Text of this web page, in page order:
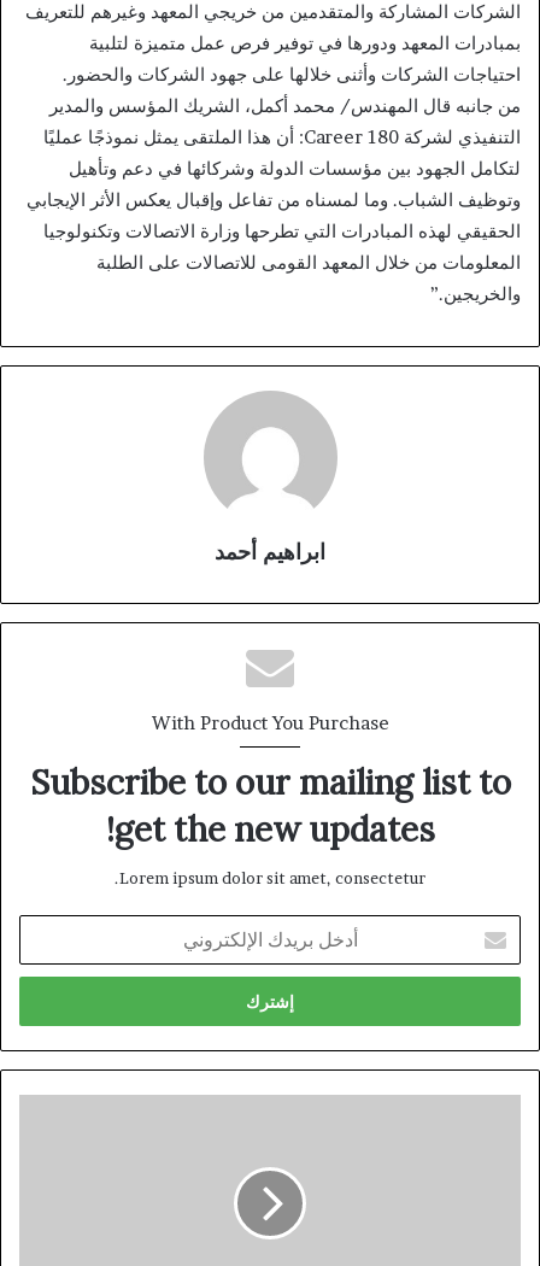
الشركات المشاركة والمتقدمين من خريجي المعهد وغيرهم للتعريف
بمبادرات المعهد ودورها في توفير فرص عمل متميزة لتلبية
احتياجات الشركات وأثنى خلالها على جهود الشركات والحضور.
من جانبه قال المهندس/ محمد أكمل، الشريك المؤسس والمدير
التنفيذي لشركة Career 180: أن هذا الملتقى يمثل نموذجًا عمليًا
لتكامل الجهود بين مؤسسات الدولة وشركائها في دعم وتأهيل
وتوظيف الشباب. وما لمسناه من تفاعل وإقبال يعكس الأثر الإيجابي
الحقيقي لهذه المبادرات التي تطرحها وزارة الاتصالات وتكنولوجيا
المعلومات من خلال المعهد القومى للاتصالات على الطلبة
والخريجين.”
ابراهيم أحمد
With Product You Purchase
Subscribe to our mailing list to
get the new updates!
Lorem ipsum dolor sit amet, consectetur.
بريدك
الإلكتروني